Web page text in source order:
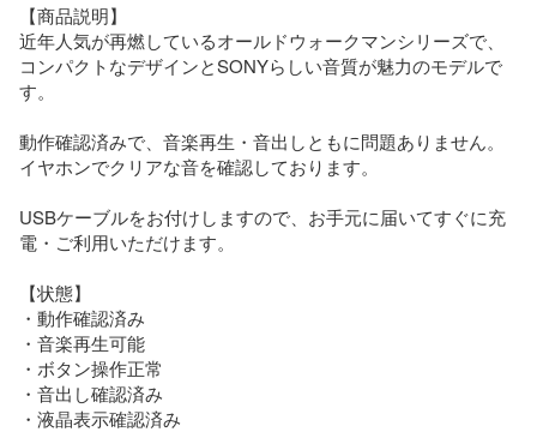
【商品説明】
近年人気が再燃しているオールドウォークマンシリーズで、
コンパクトなデザインとSONYらしい音質が魅力のモデルで
す。
動作確認済みで、音楽再生・音出しともに問題ありません。
イヤホンでクリアな音を確認しております。
USBケーブルをお付けしますので、お手元に届いてすぐに充
電・ご利用いただけます。
【状態】
・動作確認済み
・音楽再生可能
・ボタン操作正常
・音出し確認済み
・液晶表示確認済み